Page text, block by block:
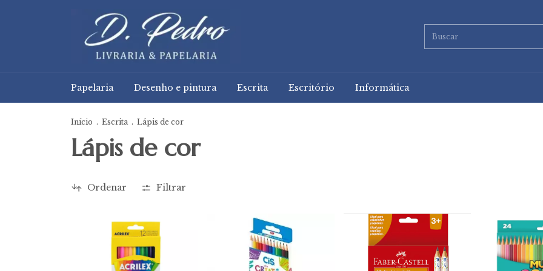
Papelaria Desenho e pintura Escrita Escritório Informática
Início . Escrita . Lápis de cor
Lápis de cor
Ordenar Filtrar